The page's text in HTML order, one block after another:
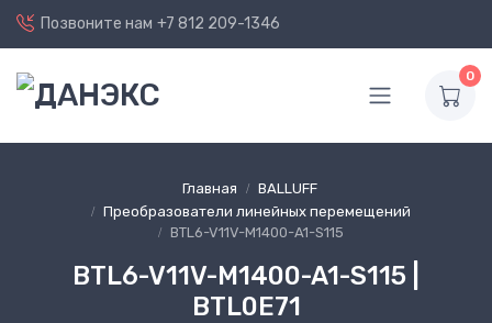
Позвоните нам +7 812 209-1346
0
Главная
BALLUFF
Преобразователи линейных перемещений
BTL6-V11V-M1400-A1-S115
BTL6-V11V-M1400-A1-S115 |
BTL0E71